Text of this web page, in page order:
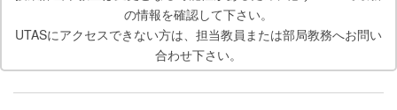
の情報を確認して下さい。
UTASにアクセスできない方は、担当教員または部局教務へお問い
合わせ下さい。